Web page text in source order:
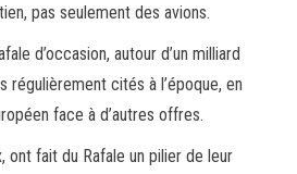
pas seulement des avions.
d’occasion, autour d’un milliard
régulièrement cités à l’époque, en
face à d’autres offres.
ont fait du Rafale un pilier de leur